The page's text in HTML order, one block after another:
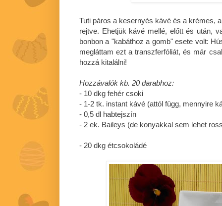
Tuti páros a kesernyés kávé és a krémes,
rejtve. Ehetjük kávé mellé, előtt és után,
bonbon a "kabáthoz a gomb" esete volt:
megláttam ezt a transzferfóliát, és már
hozzá kitalálni!
Hozzávalók kb. 20 darabhoz:
- 10 dkg fehér csoki
- 1-2 tk. instant kávé (attól függ, mennyire
- 0,5 dl habtejszín
- 2 ek. Baileys (de konyakkal sem lehet
- 20 dkg étcsokoládé